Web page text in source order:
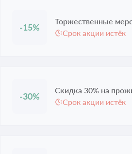
-15%
Торжественные
Срок акции истёк
-30%
Скидка 30% на
Срок акции истёк